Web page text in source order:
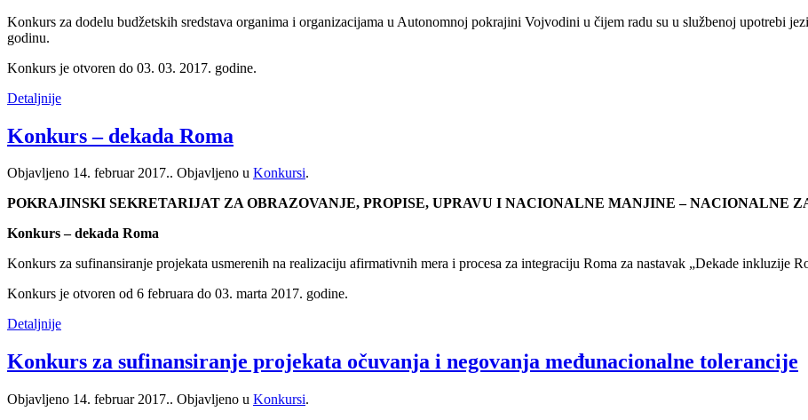
Konkurs za dodelu budžetskih sredstava organima i organizacijama u Autonomnoj pokrajini Vojvodini u čijem radu su u službenoj upotrebi
godinu.
Konkurs je otvoren do 03. 03. 2017. godine.
Detaljnije
Konkurs – dekada Roma
Objavljeno 14. februar 2017.. Objavljeno u Konkursi.
POKRAJINSKI SEKRETARIJAT ZA OBRAZOVANJE, PROPISE, UPRAVU I NACIONALNE MANJINE – NACIONALNE
Konkurs – dekada Roma
Konkurs za sufinansiranje projekata usmerenih na realizaciju afirmativnih mera i procesa za integraciju Roma za nastavak „Dekade inkluzije
Konkurs je otvoren od 6 februara do 03. marta 2017. godine.
Detaljnije
Konkurs za sufinansiranje projekata očuvanja i negovanja međunacionalne tolerancije
Objavljeno 14. februar 2017.. Objavljeno u Konkursi.